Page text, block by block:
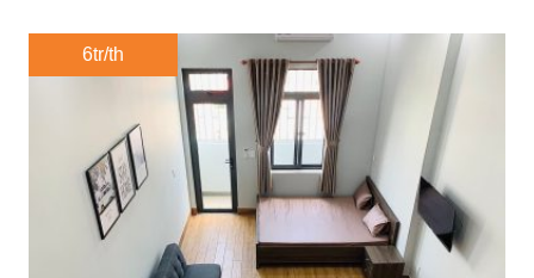
6tr/th